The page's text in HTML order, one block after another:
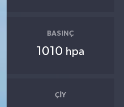
BASINÇ
1010 hpa
ÇIY